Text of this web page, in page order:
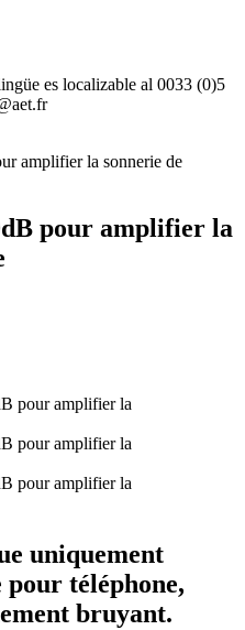
es localizable al 0033 (0)5
amplifier la sonnerie de
pour amplifier la
uniquement
téléphone,
bruyant.